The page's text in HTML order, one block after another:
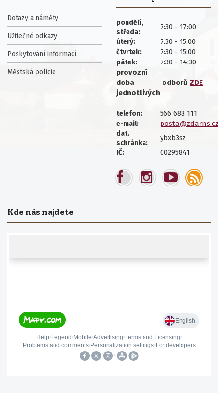
Dotazy a náměty
Užitečné odkazy
Poskytování informací
Městská policie
pondělí,
středa:
7:30 - 17:00
úterý: 7:30 - 15:00
čtvrtek: 7:30 - 15:00
pátek:
7:30 - 14:30
provozní
doba
jednotlivých
odborů ZDE
telefon: 566 688 111
e-mail: posta@zdarns.cz
dat.
schránka:
ybxb3sz
IČ: 00295841
Kde nás najdete